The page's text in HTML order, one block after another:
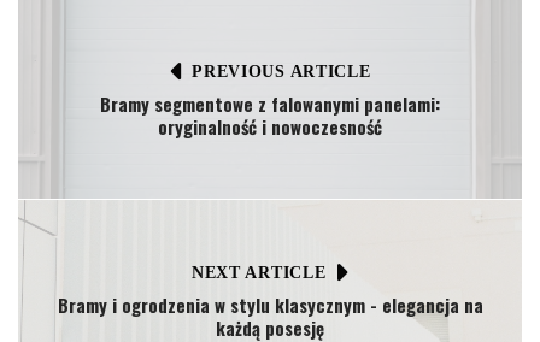
PREVIOUS ARTICLE
Bramy segmentowe z falowanymi panelami:
oryginalność i nowoczesność
NEXT ARTICLE
Bramy i ogrodzenia w stylu klasycznym - elegancja na
każdą posesję